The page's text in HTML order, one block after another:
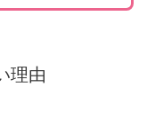
理由